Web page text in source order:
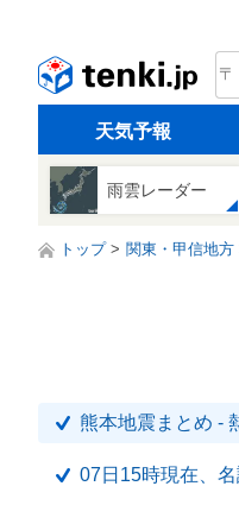
天気予報
雨雲レーダー
トップ 関東・甲信地方
熊本地震まとめ -
07日15時現在、